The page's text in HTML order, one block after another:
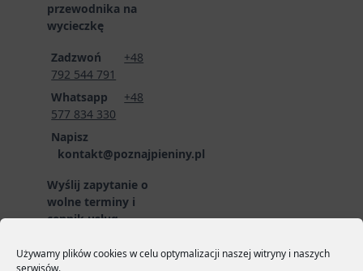
Używamy plików cookies w celu optymalizacji naszej witryny i naszych
serwisów.
przewodnika na
wycieczkę
Zadzwoń +48
792 544 791
Whatsapp +48
577 834 330
Napisz
kontakt@poznajpieniny.pl
Wyślij zapytanie o
wolne terminy i
cennik usług
poprzez formularz